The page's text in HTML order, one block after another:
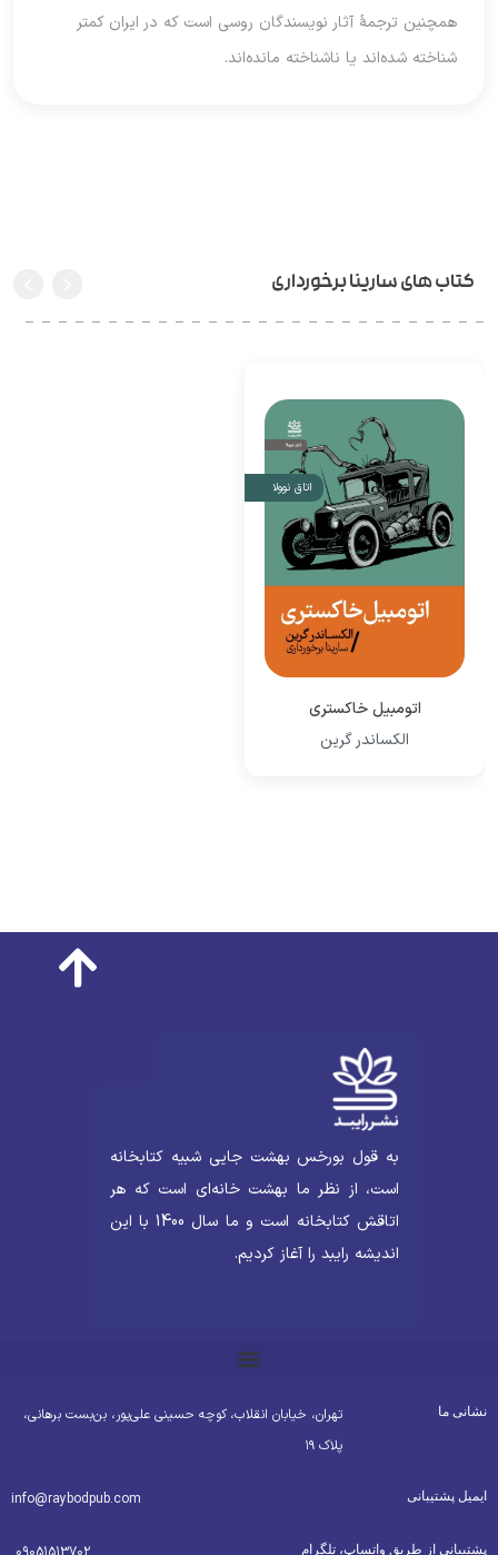
همچنین ترجمۀ آثار نویسندگان روسی است که در ایران کمتر
شناخته شده‌اند یا ناشناخته مانده‌اند.
کتاب های سارینا برخورداری
اتاق نوولا
اتومبیل خاکستری
الکساندر گرین
به قول بورخس بهشت جایی شبیه کتابخانه
است، از نظر ما بهشت خانه‌ای است که هر
اتاقش کتابخانه است و ما سال 1400 با این
اندیشه رایبد را آغاز کردیم.
ما
تهران، خیابان انقلاب، کوچه حسینی علی‌پور، بن‌بست برهانی،
پلاک ۱۹
پشتیبانی info@raybodpub.com
از طریق واتساپ، تلگرام